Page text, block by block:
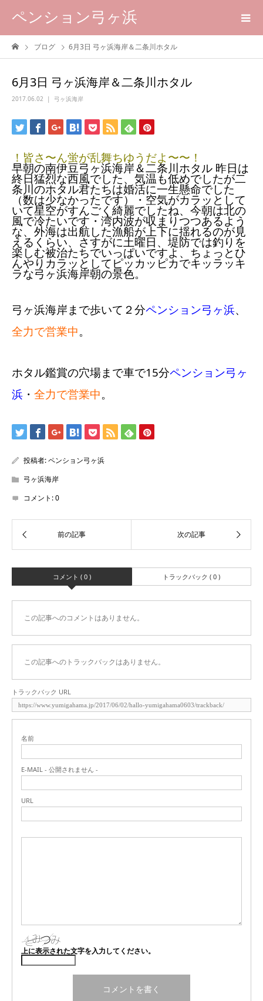
ペンション弓ヶ浜
ブログ 6月3日 弓ヶ浜海岸＆二条川ホタル
6月3日 弓ヶ浜海岸＆二条川ホタル
2017.06.02 弓ヶ浜海岸
！皆さ〜ん蛍が乱舞ちゆうだよ〜〜！
早朝の南伊豆弓ヶ浜海岸＆二条川ホタル 昨日は
終日猛烈な西風でした、気温も低めでしたが二
条川のホタル君たちは婚活に一生懸命でした
（数は少なかったです）・空気がカラッとして
いて星空がすんごく綺麗でしたね、今朝は北の
風で冷たいです・湾内波が収まりつつあるよう
な、外海は出航した漁船が上下に揺れるのが見
えるくらい、さすがに土曜日、堤防では釣りを
楽しむ被治たちでいっぱいですよ、ちょっとひ
んやりカラッとしてピッカッピカでキッラッキ
ラな弓ヶ浜海岸朝の景色。
弓ヶ浜海岸まで歩いて２分ペンション弓ヶ浜、
全力で営業中。
ホタル鑑賞の穴場まで車で15分ペンション弓ヶ
浜 ・ 全力で営業中。
投稿者:ペンション弓ヶ浜
弓ヶ浜海岸
コメント:0
コメント ( 0 ) トラックバック ( 0 )
この記事へのコメントはありません。
この記事へのトラックバックはありません。
トラックバック URL
名前
E-MAIL - 公開されません -
URL
上に表示された文字を入力してください。